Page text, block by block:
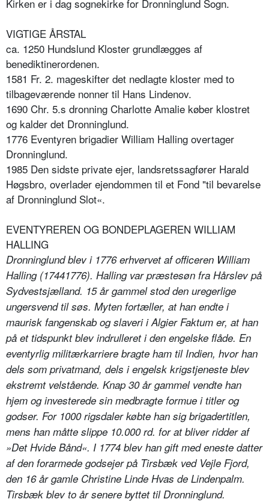
Kirken er i dag sognekirke for Dronninglund Sogn.
VIGTIGE ÅRSTAL
ca. 1250 Hundslund Kloster grundlægges af
benediktinerordenen.
1581 Fr. 2. mageskifter det nedlagte kloster med to
tilbageværende nonner til Hans Lindenov.
1690 Chr. 5.s dronning Charlotte Amalie køber klostret
og kalder det Dronninglund.
1776 Eventyren brigadier William Halling overtager
Dronninglund.
1985 Den sidste private ejer, landsretssagfører Harald
Høgsbro, overlader ejendommen til et Fond "til bevarelse
af Dronninglund Slot«.
EVENTYREREN OG BONDEPLAGEREN WILLIAM
HALLING
Dronninglund blev i 1776 erhvervet af officeren William
Halling (17441776). Halling var præstesøn fra Hårslev på
Sydvestsjælland. 15 år gammel stod den uregerlige
ungersvend til søs. Myten fortæller, at han endte i
maurisk fangenskab og slaveri i Algier Faktum er, at han
på et tidspunkt blev indrulleret i den engelske flåde. En
eventyrlig militærkarriere bragte ham til Indien, hvor han
dels som privatmand, dels i engelsk krigstjeneste blev
ekstremt velstående. Knap 30 år gammel vendte han
hjem og investerede sin medbragte formue i titler og
godser. For 1000 rigsdaler købte han sig brigadertitlen,
mens han måtte slippe 10.000 rd. for at bliver ridder af
»Det Hvide Bånd«. I 1774 blev han gift med eneste datter
af den forarmede godsejer på Tirsbæk ved Vejle Fjord,
den 16 år gamle Christine Linde Hvas de Lindenpalm.
Tirsbæk blev to år senere byttet til Dronninglund.